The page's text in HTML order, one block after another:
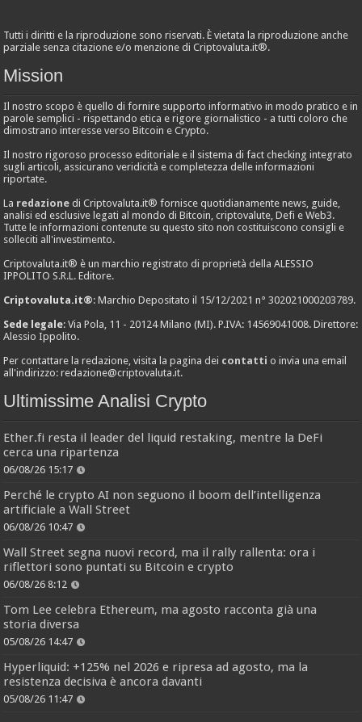
Tutti i diritti e la riproduzione sono riservati. È vietata la riproduzione anche
parziale senza citazione e/o menzione di Criptovaluta.it®.
Mission
Il nostro scopo è quello di fornire supporto informativo in modo pratico e in
parole semplici - rispettando etica e rigore giornalistico - a tutti coloro che
dimostrano interesse verso Bitcoin e Crypto.
Il nostro rigoroso processo editoriale e il sistema di fact checking integrato
sugli articoli, assicurano veridicità e completezza delle informazioni
riportate.
La redazione di Criptovaluta.it® fornisce quotidianamente news, guide,
analisi ed esclusive legati al mondo di Bitcoin, criptovalute, Defi e Web3.
Tutte le informazioni contenute su questo sito non costituiscono consigli e
solleciti all'investimento.
Criptovaluta.it® è un marchio registrato di proprietà della ALESSIO
IPPOLITO S.R.L. Editore.
Criptovaluta.it®: Marchio Depositato il 15/12/2021 n° 302021000203789.
Sede legale: Via Pola, 11 - 20124 Milano (MI). P.IVA: 14569041008. Direttore:
Alessio Ippolito.
Per contattare la redazione, visita la pagina dei contatti o invia una email
all'indirizzo:redazione@criptovaluta.it.
Ultimissime Analisi Crypto
Ether.fi resta il leader del liquid restaking, mentre la DeFi
cerca una ripartenza
06/08/26 15:17
Perché le crypto AI non seguono il boom dell’intelligenza
artificiale a Wall Street
06/08/26 10:47
Wall Street segna nuovi record, ma il rally rallenta: ora i
riflettori sono puntati su Bitcoin e crypto
06/08/26 8:12
Tom Lee celebra Ethereum, ma agosto racconta già una
storia diversa
05/08/26 14:47
Hyperliquid: +125% nel 2026 e ripresa ad agosto, ma la
resistenza decisiva è ancora davanti
05/08/26 11:47